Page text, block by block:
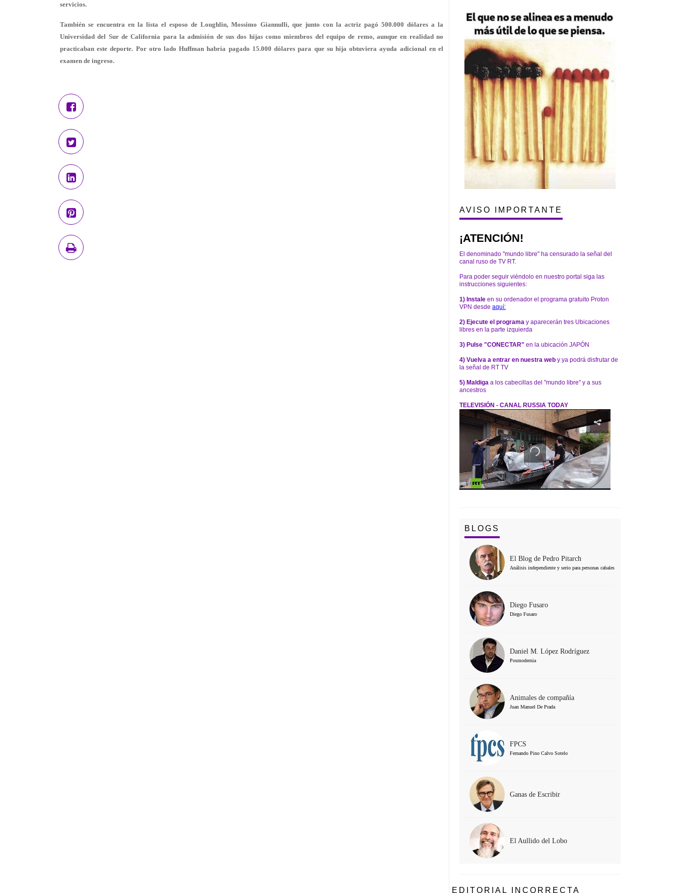
servicios.
También se encuentra en la lista el esposo de Loughlin, Mossimo Giannulli, que junto con la actriz pagó 500.000 dólares a la
Universidad del Sur de California para la admisión de sus dos hijas como miembros del equipo de remo, aunque en realidad no
practicaban este deporte. Por otro lado Huffman habría pagado 15.000 dólares para que su hija obtuviera ayuda adicional en el
examen de ingreso.
AVISO IMPORTANTE
¡ATENCIÓN!
El denominado "mundo libre" ha censurado la señal del
canal ruso de TV RT.
Para poder seguir viéndolo en nuestro portal siga las
instrucciones siguientes:
1) Instale en su ordenador el programa gratuito Proton
VPN desde aquí:
2) Ejecute el programa y aparecerán tres Ubicaciones
libres en la parte izquierda
3) Pulse "CONECTAR" en la ubicación JAPÓN
4) Vuelva a entrar en nuestra web y ya podrá disfrutar de
la señal de RT TV
5) Maldiga a los cabecillas del "mundo libre" y a sus
ancestros
TELEVISIÓN - CANAL RUSSIA TODAY
BLOGS
El Blog de Pedro Pitarch
Análisis independiente y serio para personas cabales
Diego Fusaro
Diego Fusaro
Daniel M. López Rodríguez
Posmodernia
Animales de compañía
Juan Manuel De Prada
FPCS
Fernando Pino Calvo Sotelo
Ganas de Escribir
El Aullido del Lobo
EDITORIAL INCORRECTA